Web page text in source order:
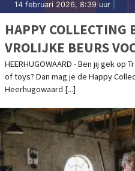
14 februari 2026, 8:39 uur
HAPPY COLLECTING
VROLIJKE BEURS
VERZAMELAARS
HEERHUGOWAARD - Ben jij gek op
of toys? Dan mag je de Happy
Heerhugowaard [...]